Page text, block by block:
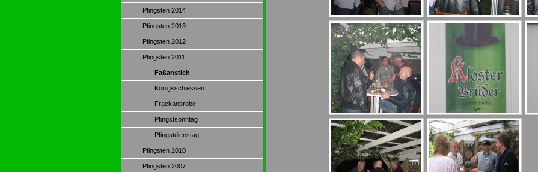
Pfingsten 2014
Pfingsten 2013
Pfingsten 2012
Pfingsten 2011
Faßanstich
Königsschiessen
Frackanprobe
Pfingstsonntag
Pfingstdienstag
Pfingsten 2010
Pfingsten 2007